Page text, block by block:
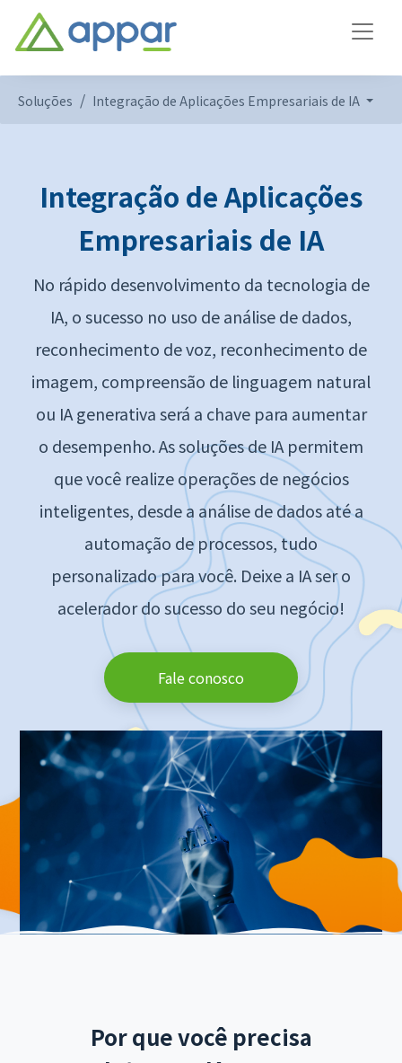
Soluções Integração de Aplicações Empresariais de IA
Integração de Aplicações
Empresariais de IA
No rápido desenvolvimento da tecnologia de
IA, o sucesso no uso de análise de dados,
reconhecimento de voz, reconhecimento de
imagem, compreensão de linguagem natural
ou IA generativa será a chave para aumentar
o desempenho. As soluções de IA permitem
que você realize operações de negócios
inteligentes, desde a análise de dados até a
automação de processos, tudo
personalizado para você. Deixe a IA ser o
acelerador do sucesso do seu negócio!
Fale conosco
Por que você precisa